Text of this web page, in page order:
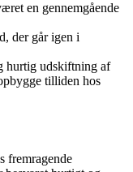
en gennemgående
der går igen i
hurtig udskiftning af
tilliden hos
fremragende